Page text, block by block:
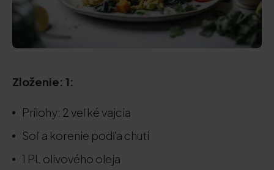
Zloženie: 1:
Prílohy: 2 veľké vajcia
Soľ a korenie podľa chuti
1 PL olivového oleja